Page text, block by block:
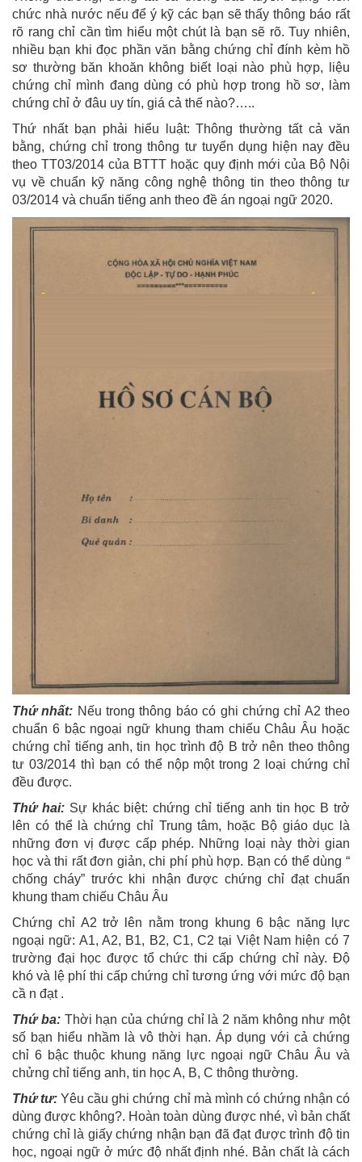
chức nhà nước nếu để ý kỹ các bạn sẽ thấy thông báo rất
rõ rang chỉ cần tìm hiểu một chút là bạn sẽ rõ. Tuy nhiên,
nhiều bạn khi đọc phần văn bằng chứng chỉ đính kèm hồ
sơ thường băn khoăn không biết loại nào phù hợp, liệu
chứng chỉ mình đang dùng có phù hợp trong hồ sơ, làm
chứng chỉ ở đâu uy tín, giá cả thế nào?…..
Thứ nhất bạn phải hiểu luật: Thông thường tất cả văn
bằng, chứng chỉ trong thông tư tuyển dụng hiện nay đều
theo TT03/2014 của BTTT hoặc quy định mới của Bộ Nội
vụ về chuẩn kỹ năng công nghệ thông tin theo thông tư
03/2014 và chuẩn tiếng anh theo đề án ngoại ngữ 2020.
Thứ nhất: Nếu trong thông báo có ghi chứng chỉ A2 theo
chuẩn 6 bậc ngoại ngữ khung tham chiếu Châu Âu hoặc
chứng chỉ tiếng anh, tin học trình độ B trở nên theo thông
tư 03/2014 thì bạn có thể nộp một trong 2 loại chứng chỉ
đều được.
Thứ hai:Sự khác biệt: chứng chỉ tiếng anh tin học B trở
lên có thể là chứng chỉ Trung tâm, hoặc Bộ giáo dục là
những đơn vị được cấp phép. Những loại này thời gian
học và thi rất đơn giản, chi phí phù hợp. Bạn có thể dùng “
chống cháy” trước khi nhận được chứng chỉ đạt chuẩn
khung tham chiếu Châu Âu
Chứng chỉ A2 trở lên nằm trong khung 6 bậc năng lực
ngoại ngữ: A1, A2, B1, B2, C1, C2 tại Việt Nam hiện có 7
trường đại học được tổ chức thi cấp chứng chỉ này. Độ
khó và lệ phí thi cấp chứng chỉ tương ứng với mức độ bạn
cầ n đạt .
Thứ ba:Thời hạn của chứng chỉ là 2 năm không như một
số bạn hiểu nhầm là vô thời hạn. Áp dụng với cả chứng
chỉ 6 bậc thuộc khung năng lực ngoại ngữ Châu Âu và
chửng chỉ tiếng anh, tin học A, B, C thông thường.
Thứ tư: Yêu cầu ghi chứng chỉ mà mình có chứng nhận có
dùng được không?. Hoàn toàn dùng được nhé, vì bản chất
chứng chỉ là giấy chứng nhận bạn đã đạt được trình độ tin
học, ngoại ngữ ở mức độ nhất định nhé. Bản chất là cách